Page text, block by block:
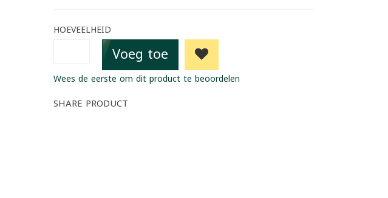
HOEVEELHEID
Voeg toe
Wees de eerste om dit product te beoordelen
SHARE PRODUCT